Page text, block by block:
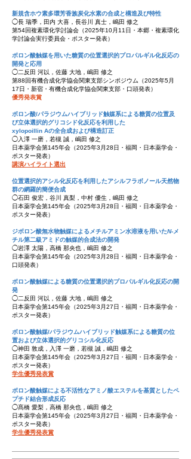
新規含ホウ素多環芳香族炭化水素の合成と構造及び特性
◯長 瑞季，田内 大喜，長谷川 真士，嶋田 修之
第54回複素環化学討論会 （2025年10月11 日・本郷 ・複素環化
学討論会実行委員会 ・ポスター発表）
ボロン酸触媒を用いた糖質の位置選択的プロパルギル化反応の
開発と応用
◯二反田 河以，佐藤 大地，嶋田 修之
第88回有機合成化学協会関東支部シンポジウム （2025年5月
17日・新宿 ・有機合成化学協会関東支部 ・口頭発表）
​優秀発表賞
ボロン酸/パラジウムハイブリッド触媒系による糖質の位置及
び立体選択的グリコシド化反応を利用した
xylopoillin Aの全合成および構造訂正
◯入澤 一磨，若槻 誠，嶋田 修之
日本薬学会第145年会 （2025年3 月28日・福岡 ・日本薬学会 ・
ポスター発表）
​講演ハイライト選出
位置選択的アシル化反応を利用したアシルフラボノール天然物
群の網羅的簡便合成
◯石田 俊宏，谷川 真梨，中村 優生，嶋田 修之
日本薬学会第145年会 （2025年3 月28日・福岡 ・日本薬学会 ・
ポスター発表）
ジボロン酸無水物触媒によるメチルアミン水溶液を用いたN-メ
チル第二級アミドの触媒的合成法の開発
◯岩澤 太陽，高橋 那央也，嶋田 修之
日本薬学会第145年会 （2025年3 月28日・福岡 ・日本薬学会 ・
口頭発表）
ボロン酸触媒による糖質の位置選択的プロパルギル化反応の開
発
◯二反田 河以，佐藤 大地，嶋田 修之
日本薬学会第145年会 （2025年3 月27日・福岡 ・日本薬学会 ・
ポスター発表）
ボロン酸触媒/パラジウムハイブリッド触媒系による糖質の位
置および立体選択的グリコシル化反応
◯神田 敦成，入澤 一磨，若槻 誠，嶋田 修之
日本薬学会第145年会 （2025年3 月27日・福岡 ・日本薬学会 ・
ポスター発表）
学生優秀発表賞
ボロン酸触媒による不活性なアミノ酸エステルを基質としたペ
プチド結合形成反応
◯髙橋 愛梨，高橋 那央也，嶋田 修之
日本薬学会第145年会 （2025年3 月27日・福岡 ・日本薬学会・
ポスター発表）
学生優秀発表賞